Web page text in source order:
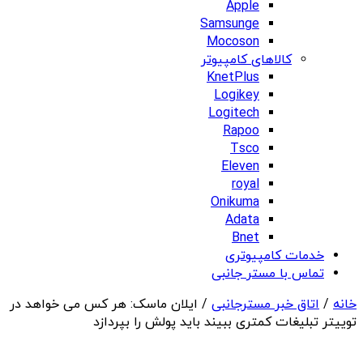
Apple
Samsunge
Mocoson
کالاهای کامپیوتر
KnetPlus
Logikey
Logitech
Rapoo
Tsco
Eleven
royal
Onikuma
Adata
Bnet
خدمات کامپیوتری
تماس با مستر جانبی
خانه / اتاق خبر مسترجانبی / ایلان ماسک: هر کس می خواهد در
توییتر تبلیغات کمتری ببیند باید پولش را بپردازد